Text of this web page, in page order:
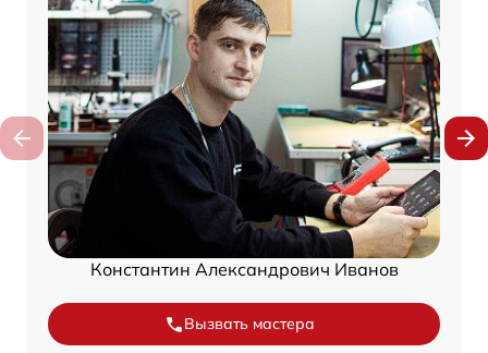
Константин Александрович Иванов
Вызвать мастера